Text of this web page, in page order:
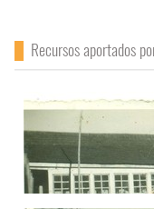
Recursos aportados